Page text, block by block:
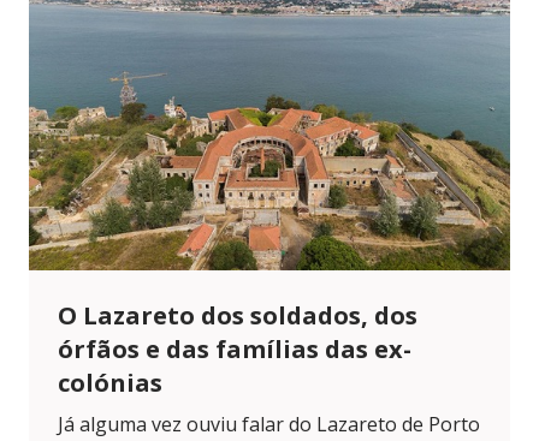
O Lazareto dos soldados, dos
órfãos e das famílias das ex-
colónias
Já alguma vez ouviu falar do Lazareto de Porto